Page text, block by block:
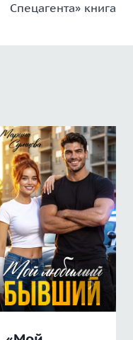
Спецагента» книга